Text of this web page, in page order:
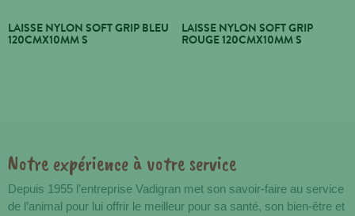
LAISSE NYLON SOFT GRIP BLEU
120CMX10MM S
LAISSE NYLON SOFT GRIP
ROUGE 120CMX10MM S
Avantages
Notre expérience à votre service
Depuis 1955 l’entreprise Vadigran met son savoir-faire au service
de l’animal pour lui offrir le meilleur pour sa santé, son bien-être et